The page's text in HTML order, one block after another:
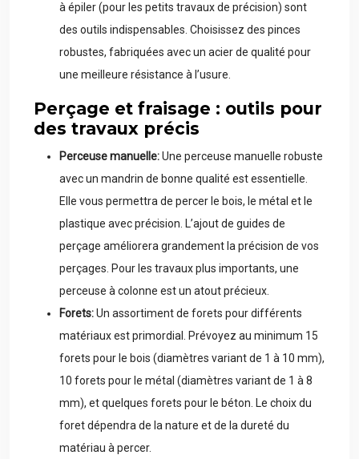
à épiler (pour les petits travaux de précision) sont
des outils indispensables. Choisissez des pinces
robustes, fabriquées avec un acier de qualité pour
une meilleure résistance à l’usure.
Perçage et fraisage : outils pour
des travaux précis
Perceuse manuelle:Une perceuse manuelle robuste
avec un mandrin de bonne qualité est essentielle.
Elle vous permettra de percer le bois, le métal et le
plastique avec précision. L’ajout de guides de
perçage améliorera grandement la précision de vos
perçages. Pour les travaux plus importants, une
perceuse à colonne est un atout précieux.
Forets:Un assortiment de forets pour différents
matériaux est primordial. Prévoyez au minimum 15
forets pour le bois (diamètres variant de 1 à 10 mm),
10 forets pour le métal (diamètres variant de 1 à 8
mm), et quelques forets pour le béton. Le choix du
foret dépendra de la nature et de la dureté du
matériau à percer.